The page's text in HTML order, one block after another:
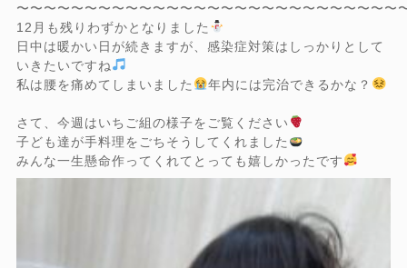
〜〜〜〜〜〜〜〜〜〜〜〜〜〜〜〜〜〜〜〜〜〜〜〜〜〜〜〜
12月も残りわずかとなりました
日中は暖かい日が続きますが、感染症対策はしっかりとして
いきたいですね
私は腰を痛めてしまいました
年内には完治できるかな？
さて、今週はいちご組の様子をご覧ください
子ども達が手料理をごちそうしてくれました
みんな一生懸命作ってくれてとっても嬉しかったです